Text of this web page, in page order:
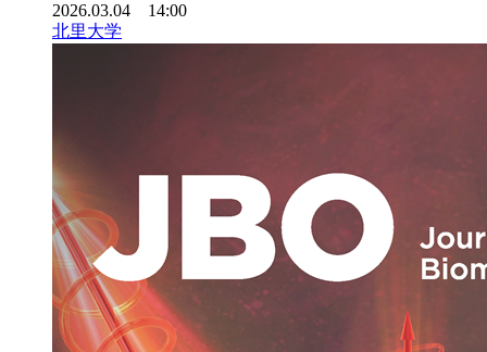
2026.03.04 14:00
北里大学